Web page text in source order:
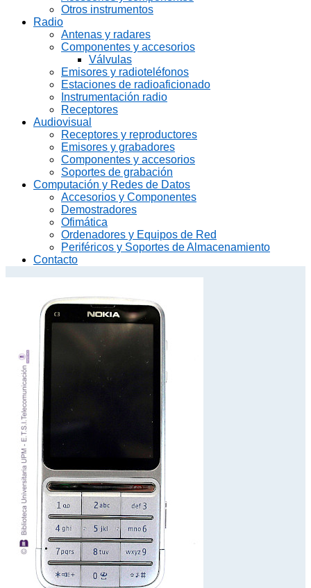
Otros instrumentos
Radio
Antenas y radares
Componentes y accesorios
Válvulas
Emisores y radioteléfonos
Estaciones de radioaficionado
Instrumentación radio
Receptores
Audiovisual
Receptores y reproductores
Emisores y grabadores
Componentes y accesorios
Soportes de grabación
Computación y Redes de Datos
Accesorios y Componentes
Demostradores
Ofimática
Ordenadores y Equipos de Red
Periféricos y Soportes de Almacenamiento
Contacto